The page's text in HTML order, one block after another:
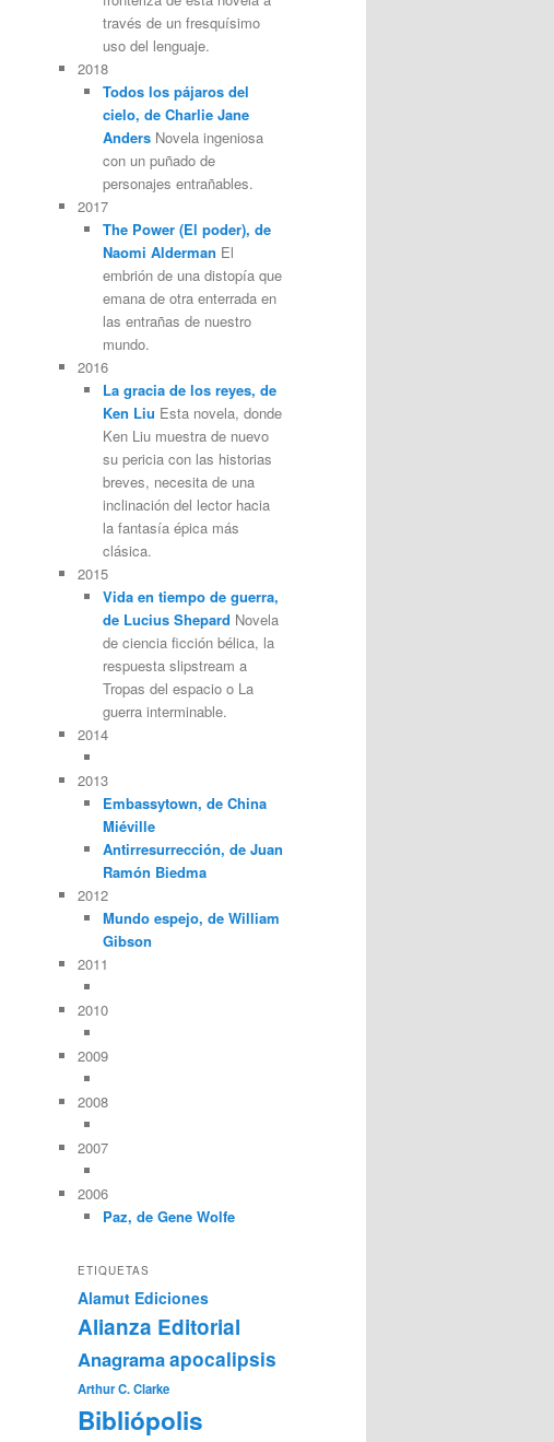
través de un fresquísimo
uso del lenguaje.
2018
Todos los pájaros del
cielo, de Charlie Jane
AndersNovela ingeniosa
con un puñado de
personajes entrañables.
2017
The Power (El poder), de
Naomi Alderman El
embrión de una distopía que
emana de otra enterrada en
las entrañas de nuestro
mundo.
2016
La gracia de los reyes, de
Ken Liu Esta novela, donde
Ken Liu muestra de nuevo
su pericia con las historias
breves, necesita de una
inclinación del lector hacia
la fantasía épica más
clásica.
2015
Vida en tiempo de guerra,
de Lucius Shepard Novela
de ciencia ficción bélica, la
respuesta slipstream a
Tropas del espacio o La
guerra interminable.
2014
2013
Embassytown, de China
Miéville
Antirresurrección, de Juan
Ramón Biedma
2012
Mundo espejo, de William
Gibson
2011
2010
2009
2008
2007
2006
Paz, de Gene Wolfe
ETIQUETAS
Alamut Ediciones
Alianza Editorial
Anagramaapocalipsis
Arthur C. Clarke
Bibliópolis